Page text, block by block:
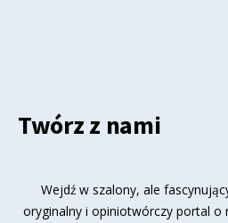
Twórz z nami
Wejdź w szalony, ale
oryginalny i opiniotwórczy portal o